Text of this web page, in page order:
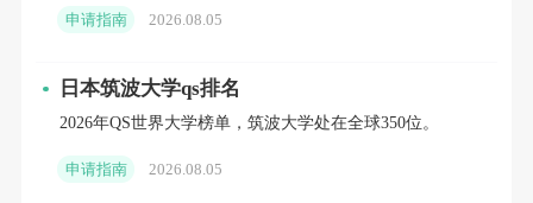
业，对交叉学科背景申请者包容度较高：
1. 数据科学与机器学习(MSc Data Science and
Machine Learning);
申请指南 2026.08.05
日本筑波大学qs排名
2026年QS世界大学榜单，筑波大学处在全球350位。
申请指南 2026.08.05